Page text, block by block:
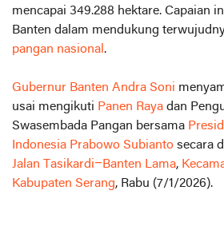
mencapai 349.288 hektare. Capaian
Banten dalam mendukung
pangan nasional .
Gubernur Banten Andra Soni
usai mengikuti Panen Raya dan
Swasembada Pangan bersama
Indonesia Prabowo Subianto secara
Jalan Tasikardi–Banten Lama,
Kabupaten Serang, Rabu (7/1/2026).